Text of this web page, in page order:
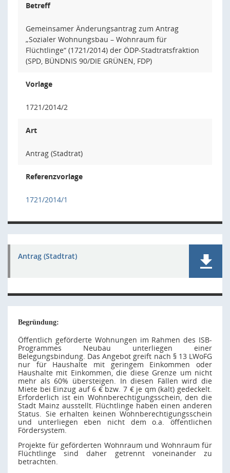
Betreff
Gemeinsamer Änderungsantrag zum Antrag
„Sozialer Wohnungsbau – Wohnraum für
Flüchtlinge“ (1721/2014) der ÖDP-Stadtratsfraktion
(SPD, BÜNDNIS 90/DIE GRÜNEN, FDP)
Vorlage
1721/2014/2
Art
Antrag (Stadtrat)
Referenzvorlage
1721/2014/1
Antrag (Stadtrat)
Begründung:
Öffentlich geförderte Wohnungen im Rahmen des ISB-
Programmes Neubau unterliegen einer
Belegungsbindung. Das Angebot greift nach § 13 LWoFG
nur für Haushalte mit geringem Einkommen oder
Haushalte mit Einkommen, die diese Grenze um nicht
mehr als 60% übersteigen. In diesen Fällen wird die
Miete bei Einzug auf 6 € bzw. 7 € je qm (kalt) gedeckelt.
Erforderlich ist ein Wohnberechtigungsschein, den die
Stadt Mainz ausstellt. Flüchtlinge haben einen anderen
Status. Sie erhalten keinen Wohnberechtigungsschein
und unterliegen eben nicht dem o.a. öffentlichen
Fördersystem.
Projekte für geförderten Wohnraum und Wohnraum für
Flüchtlinge sind daher getrennt voneinander zu
betrachten.